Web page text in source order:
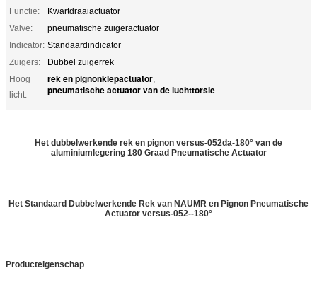
Functie:
Kwartdraaiactuator
Valve:
pneumatische zuigeractuator
Indicator: Standaardindicator
Zuigers:
Dubbel zuigerrek
Hoog
licht:
rek en pignonklepactuator,
pneumatische actuator van de luchttorsie
Het dubbelwerkende rek en pignon versus-052da-180° van de
aluminiumlegering 180 Graad Pneumatische Actuator
Het Standaard Dubbelwerkende Rek van NAUMR en Pignon Pneumatische
Actuator versus-052--180°
Producteigenschap